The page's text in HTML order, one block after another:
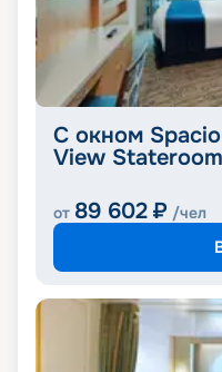
С окном
View
от 89 602 ₽ /чел